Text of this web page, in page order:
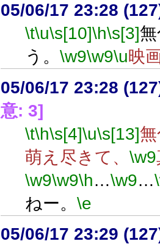
05/06/17 23:28
\t\u\s[10]\h\s[3]
う。 \w9\w9\u映
05/06/17 23:28
意: 3]
\t\h\s[4]\u\s[13]
萌え尽きて、 \w9
\w9\w9\h…\w9…
ねー。 \e
05/06/17 23:29